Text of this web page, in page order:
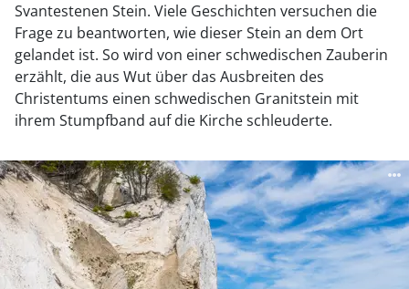
Svantestenen Stein. Viele Geschichten versuchen die
Frage zu beantworten, wie dieser Stein an dem Ort
gelandet ist. So wird von einer schwedischen Zauberin
erzählt, die aus Wut über das Ausbreiten des
Christentums einen schwedischen Granitstein mit
ihrem Stumpfband auf die Kirche schleuderte.